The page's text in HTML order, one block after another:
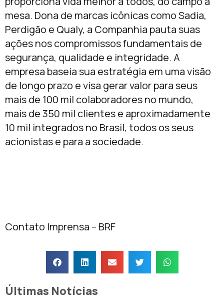
mesa. Dona de marcas icônicas como Sadia,
Perdigão e Qualy, a Companhia pauta suas
ações nos compromissos fundamentais de
segurança, qualidade e integridade. A
empresa baseia sua estratégia em uma visão
de longo prazo e visa gerar valor para seus
mais de 100 mil colaboradores no mundo,
mais de 350 mil clientes e aproximadamente
10 mil integrados no Brasil, todos os seus
acionistas e para a sociedade.
Contato Imprensa – BRF
Últimas Notícias